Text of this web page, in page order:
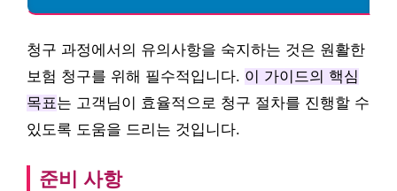
청구 과정에서의 유의사항을 숙지하는 것은 원활한
보험 청구를 위해 필수적입니다. 이 가이드의 핵심
목표는 고객님이 효율적으로 청구 절차를 진행할 수
있도록 도움을 드리는 것입니다.
준비 사항